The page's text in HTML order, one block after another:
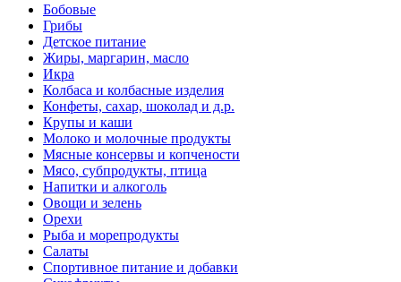
Бобовые
Грибы
Детское питание
Жиры, маргарин, масло
Икра
Колбаса и колбасные изделия
Конфеты, сахар, шоколад и д.р.
Крупы и каши
Молоко и молочные продукты
Мясные консервы и копчености
Мясо, субпродукты, птица
Напитки и алкоголь
Овощи и зелень
Орехи
Рыба и морепродукты
Салаты
Спортивное питание и добавки